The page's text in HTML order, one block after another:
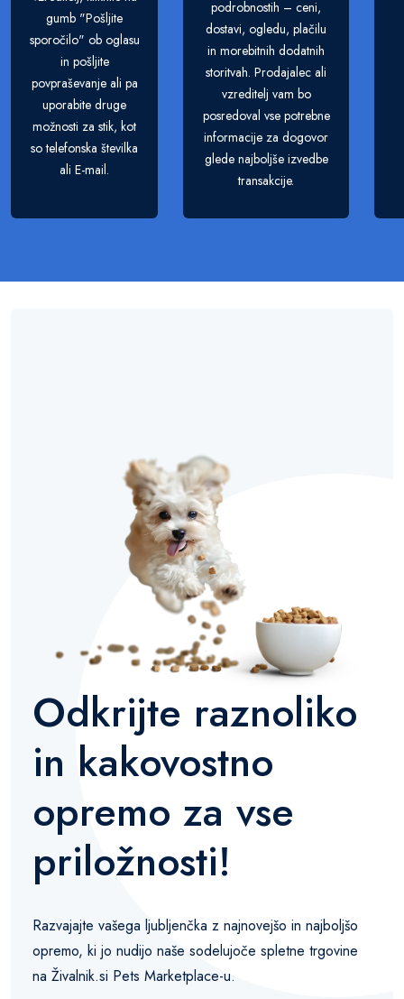
gumb "Pošljite
sporočilo" ob oglasu
in pošljite
povpraševanje ali pa
uporabite druge
možnosti za stik, kot
so telefonska številka
ali E-mail.
podrobnostih – ceni,
dostavi, ogledu, plačilu
in morebitnih dodatnih
storitvah. Prodajalec ali
vzreditelj vam bo
posredoval vse potrebne
informacije za dogovor
glede najboljše izvedbe
transakcije.
Odkrijte raznoliko
in kakovostno
opremo za vse
priložnosti!
Razvajajte vašega ljubljenčka z najnovejšo in najboljšo
opremo, ki jo nudijo naše sodelujoče spletne trgovine
na Živalnik.si Pets Marketplace-u.